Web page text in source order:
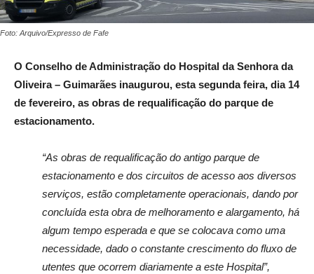
Foto: Arquivo/Expresso de Fafe
O Conselho de Administração do Hospital da Senhora da
Oliveira – Guimarães inaugurou, esta segunda feira, dia 14
de fevereiro, as obras de requalificação do parque de
estacionamento.
“As obras de requalificação do antigo parque de
estacionamento e dos circuitos de acesso aos diversos
serviços, estão completamente operacionais, dando por
concluída esta obra de melhoramento e alargamento, há
algum tempo esperada e que se colocava como uma
necessidade, dado o constante crescimento do fluxo de
utentes que ocorrem diariamente a este Hospital”,